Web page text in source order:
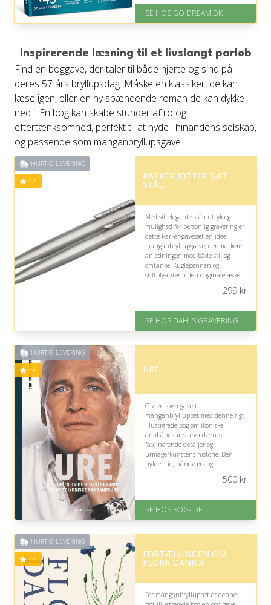
inden for 1 time
SE HOS GO DREAM DK
Inspirerende læsning til et livslangt parløb
Find en boggave, der taler til både hjerte og sind på
deres 57 års bryllupsdag. Måske en klassiker, de kan
læse igen, eller en ny spændende roman de kan dykke
ned i. En bog kan skabe stunder af ro og
eftertænksomhed, perfekt til at nyde i hinandens selskab,
og passende som manganbryllupsgave.
HURTIG LEVERING
4.8 PARKER JOTTER SÆT
STÅL
Med sit elegante ståludtryk og
mulighed for personlig gravering er
dette Parker-gavesæt en ideel
manganbryllupsgave, der markerer
anledningen med både stil og
omtanke. Kuglepennen og
stiftblyanten i den originale æske
På lager
Levering: 2-3 dage
på 4.8 ud af 5
299kr
SE HOS DAHLS GRAVERING
HURTIG LEVERING
4.6 URE
Giv en skøn gave til
manganbrylluppet med denne rigt
illustrerede bog om ikoniske
armbåndsure, urværkernes
fascinerende detaljer og
urmagerkunstens historie. Den
hylder tid, håndværk og
derfor smukt til en anledning, hvor
På lager
Levering: 1-3 hverdage -
forventet leveringstid
Fremragende Trustpilot rating
på 4.6 ud af 5
500kr
SE HOS BOG-IDE
HURTIG LEVERING
4.6 FORTÆLLINGEN OM
FLORA DANICA
For manganbrylluppet er denne